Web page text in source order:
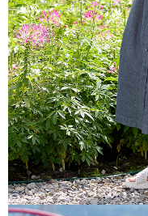
行使したい場合は、ネット
にご連絡ください。上記に
てAFTEEにご提供いただく
理、利用を許可することに
択しないでください。